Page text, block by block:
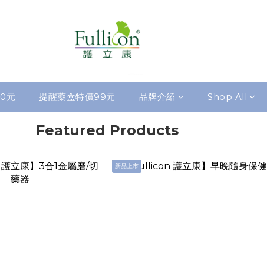
元 提醒藥盒特價99元 品牌介紹 Shop All
Featured Products
新品上市